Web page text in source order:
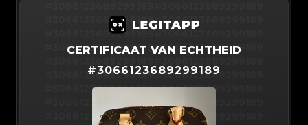
#3066123689299189#3066123689299189
#3066123689299189#3066123689299189
#3066123689299189#3066123689299189
#3066123689299189#3066123689299189
#3066123689299189#3066123689299189
#3066123689299189#3066123689299189
CERTIFICAAT VAN ECHTHEID
#3066123689299189